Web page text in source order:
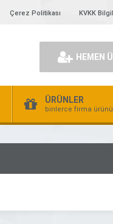
Çerez Politikası KVKK
HEMEN
ÜRÜNLER
binlerce firma ürünü